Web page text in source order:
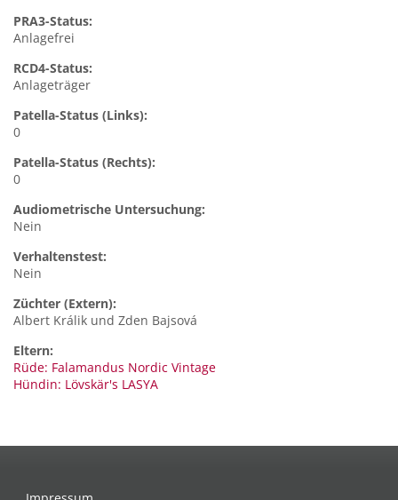
PRA3-Status:
Anlagefrei
RCD4-Status:
Anlageträger
Patella-Status (Links):
0
Patella-Status (Rechts):
0
Audiometrische Untersuchung:
Nein
Verhaltenstest:
Nein
Züchter (Extern):
Albert Králik und Zden Bajsová
Eltern:
Rüde: Falamandus Nordic Vintage
Hündin: Lövskär's LASYA